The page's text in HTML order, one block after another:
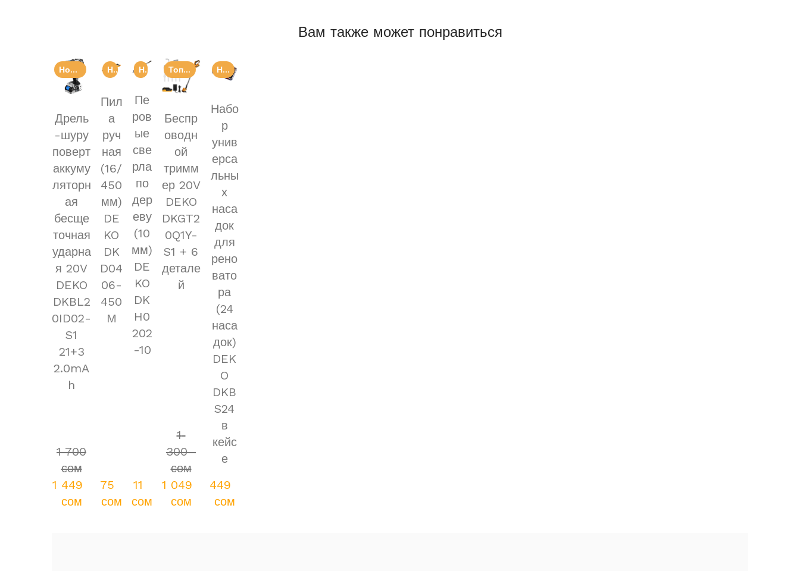
Вам также может понравиться
Новинка
Дрель
-шуру
поверт
аккуму
ляторн
ая
бесще
точная
ударна
я 20V
DEKO
DKBL2
0ID02-
S1
21+3
2.0mA
h
1 700
сом
1 449
сом
Новинка
Пил
а
руч
ная
(16/
450
мм)
DE
KO
DK
D04
06-
450
M
75
сом
Новинка
Пе
ров
ые
све
рла
по
дер
еву
(10
мм)
DE
KO
DK
H0
202
-10
11
сом
Топ продаж
Беспр
оводн
ой
тримм
ер 20V
DEKO
DKGT2
0Q1Y-
S1 + 6
детале
й
1
300
сом
1 049
сом
Новинка
Набо
р
унив
ерса
льны
х
наса
док
для
рено
вато
ра
(24
наса
док)
DEK
O
DKB
S24
в
кейс
е
449
сом